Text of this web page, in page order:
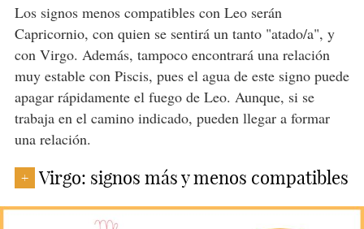
Los signos menos compatibles con Leo serán
Capricornio, con quien se sentirá un tanto "atado/a", y
con Virgo. Además, tampoco encontrará una relación
muy estable con Piscis, pues el agua de este signo puede
apagar rápidamente el fuego de Leo. Aunque, si se
trabaja en el camino indicado, pueden llegar a formar
una relación.
+ Virgo: signos más y menos compatibles